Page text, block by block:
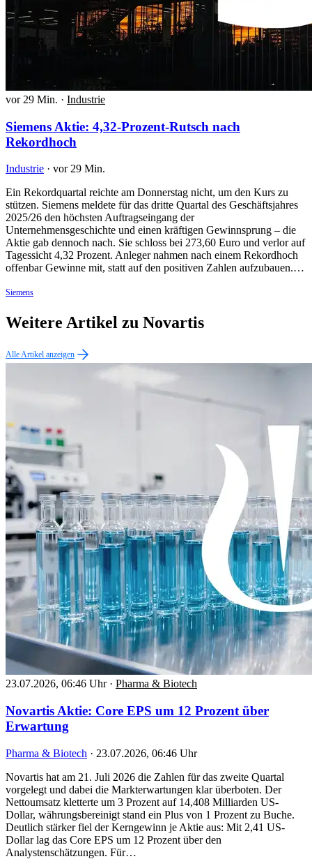
vor 29 Min. · Industrie
Siemens Aktie: 4,32-Prozent-Rutsch nach
Rekordhoch
Industrie · vor 29 Min.
Ein Rekordquartal reichte am Donnerstag nicht, um den Kurs zu
stützen. Siemens meldete für das dritte Quartal des Geschäftsjahres
2025/26 den höchsten Auftragseingang der
Unternehmensgeschichte und einen kräftigen Gewinnsprung – die
Aktie gab dennoch nach. Sie schloss bei 273,60 Euro und verlor auf
Tagessicht 4,32 Prozent. Anleger nahmen nach einem Rekordhoch
offenbar Gewinne mit, statt auf den positiven Zahlen aufzubauen.…
Siemens
Weitere Artikel zu Novartis
Alle Artikel anzeigen
23.07.2026, 06:46 Uhr · Pharma & Biotech
Novartis Aktie: Core EPS um 12 Prozent über
Erwartung
Pharma & Biotech · 23.07.2026, 06:46 Uhr
Novartis hat am 21. Juli 2026 die Zahlen für das zweite Quartal
vorgelegt und dabei die Markterwartungen klar überboten. Der
Nettoumsatz kletterte um 3 Prozent auf 14,408 Milliarden US-
Dollar, währungsbereinigt stand ein Plus von 1 Prozent zu Buche.
Deutlich stärker fiel der Kerngewinn je Aktie aus: Mit 2,41 US-
Dollar lag das Core EPS um 12 Prozent über den
Analystenschätzungen. Für…